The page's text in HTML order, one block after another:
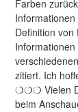
Farben
Definition von
zitiert. Ich
❍❍❍ Vielen
beim